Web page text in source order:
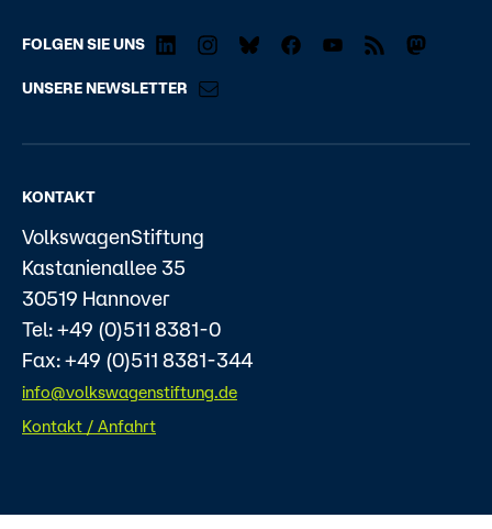
FOLGEN SIE UNS
UNSERE NEWSLETTER
KONTAKT
VolkswagenStiftung
Kastanienallee 35
30519 Hannover
Tel: +49 (0)511 8381-0
Fax: +49 (0)511 8381-344
info@volkswagenstiftung.de
Kontakt / Anfahrt